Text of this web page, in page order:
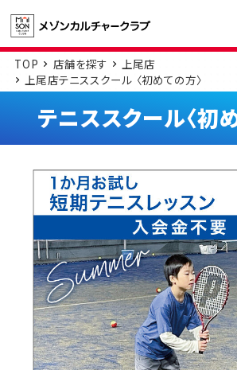
TOP 店舗を探す
上尾店
上尾店テニススクール 〈初めての方〉
テニススクール〈初